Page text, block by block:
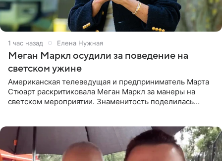
1 час назад Елена Нужная
Меган Маркл осудили за поведение на
светском ужине
Американская телеведущая и предприниматель Марта
Стюарт раскритиковала Меган Маркл за манеры на
светском мероприятии. Знаменитость поделилась